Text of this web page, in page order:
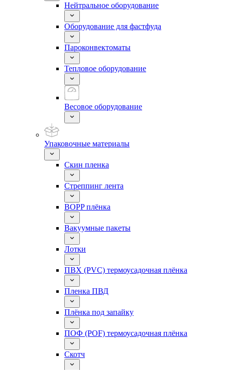
Нейтральное оборудование
Оборудование для фастфуда
Пароконвектоматы
Тепловое оборудование
Весовое оборудование
Упаковочные материалы
Скин пленка
Стреппинг лента
BOPP плёнка
Вакуумные пакеты
Лотки
ПВХ (PVC) термоусадочная плёнка
Пленка ПВД
Плёнка под запайку
ПОФ (POF) термоусадочная плёнка
Скотч